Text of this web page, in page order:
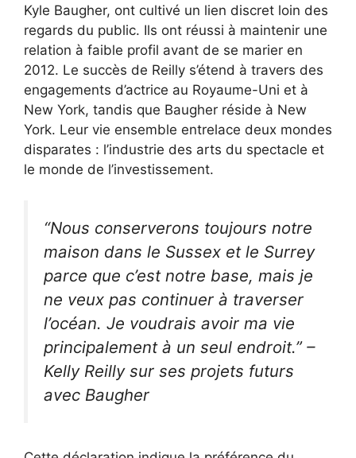
Kyle Baugher, ont cultivé un lien discret loin des
regards du public. Ils ont réussi à maintenir une
relation à faible profil avant de se marier en
2012. Le succès de Reilly s’étend à travers des
engagements d’actrice au Royaume-Uni et à
New York, tandis que Baugher réside à New
York. Leur vie ensemble entrelace deux mondes
disparates : l’industrie des arts du spectacle et
le monde de l’investissement.
“Nous conserverons toujours notre
maison dans le Sussex et le Surrey
parce que c’est notre base, mais je
ne veux pas continuer à traverser
l’océan. Je voudrais avoir ma vie
principalement à un seul endroit.” –
Kelly Reilly sur ses projets futurs
avec Baugher